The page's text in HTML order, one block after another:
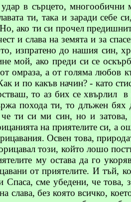
в сърцето,многообични
ти, така и заради себе
ако ти си прочел
и слава на земята и за
изпратено до нашия син,
мой, ако преди си се
омраза, а от голяма любов
и по какъв начин? - като
то аз бих се хвърлил
в
похода ти, то длъжен
ти си ми син, но и
на приятелите си, а
Освен това,
този, който лошо
му остава да го
от приятелите. И тъй,
Спаса, сме убедени, че
слава, без която всичко,